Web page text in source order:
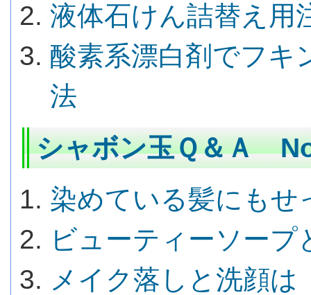
液体石けん詰替え用
酸素系漂白剤でフキ
法
シャボン玉Ｑ＆Ａ
染めている髪にもせ
ビューティーソー
メイク落しと洗顔は